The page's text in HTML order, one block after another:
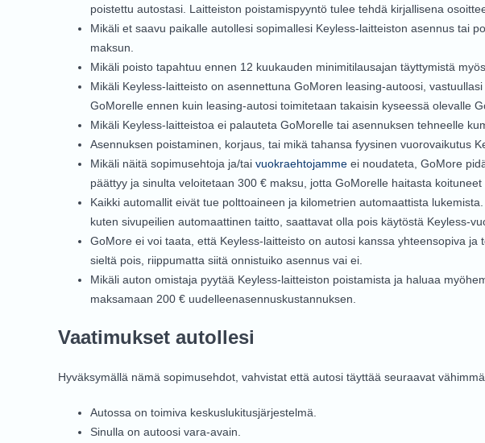
poistettu autostasi. Laitteiston poistamispyyntö tulee tehdä kirjallisena
Mikäli et saavu paikalle autollesi sopimallesi Keyless-laitteiston asennus tai
maksun.
Mikäli poisto tapahtuu ennen 12 kuukauden minimitilausajan täyttymistä
Mikäli Keyless-laitteisto on asennettuna GoMoren leasing-autoosi,
GoMorelle ennen kuin leasing-autosi toimitetaan takaisin kyseessä olevalle
Mikäli Keyless-laitteistoa ei palauteta GoMorelle tai asennuksen tehneelle
Asennuksen poistaminen, korjaus, tai mikä tahansa fyysinen vuorovaikutus
Mikäli näitä sopimusehtoja ja/tai vuokraehtojamme ei noudateta, GoMore
päättyy ja sinulta veloitetaan 300 € maksu, jotta GoMorelle haitasta koituneet
Kaikki automallit eivät tue polttoaineen ja kilometrien automaattista
kuten sivupeilien automaattinen taitto, saattavat olla pois käytöstä Keyless-
GoMore ei voi taata, että Keyless-laitteisto on autosi kanssa yhteensopiva
sieltä pois, riippumatta siitä onnistuiko asennus vai ei.
Mikäli auton omistaja pyytää Keyless-laitteiston poistamista ja haluaa
maksamaan 200 € uudelleenasennuskustannuksen.
Vaatimukset autollesi
Hyväksymällä nämä sopimusehdot, vahvistat että autosi täyttää seuraavat
Autossa on toimiva keskuslukitusjärjestelmä.
Sinulla on autoosi vara-avain.